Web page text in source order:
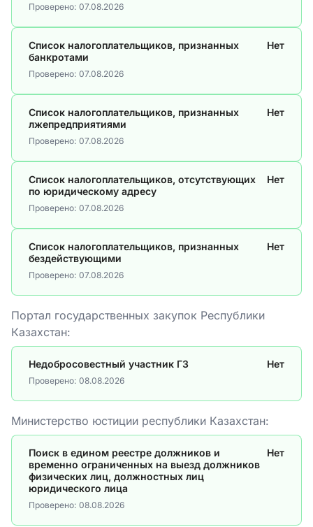
Проверено: 07.08.2026
Список налогоплательщиков, признанных
банкротами
Нет
Проверено: 07.08.2026
Список налогоплательщиков, признанных
лжепредприятиями
Нет
Проверено: 07.08.2026
Список налогоплательщиков, отсутствующих
по юридическому адресу
Нет
Проверено: 07.08.2026
Список налогоплательщиков, признанных
бездействующими
Нет
Проверено: 07.08.2026
Портал государственных закупок Республики
Казахстан:
Недобросовестный участник ГЗ Нет
Проверено: 08.08.2026
Министерство юстиции республики Казахстан:
Поиск в едином реестре должников и
временно ограниченных на выезд должников
физических лиц, должностных лиц
юридического лица
Нет
Проверено: 08.08.2026